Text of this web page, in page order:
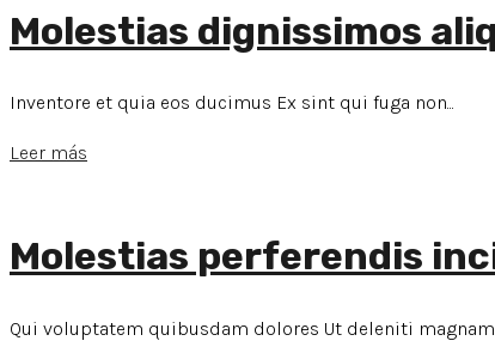
Molestias dignissimos
Inventore et quia eos ducimus Ex sint qui fuga non...
Leer más
Molestias perferendis
Qui voluptatem quibusdam dolores Ut deleniti